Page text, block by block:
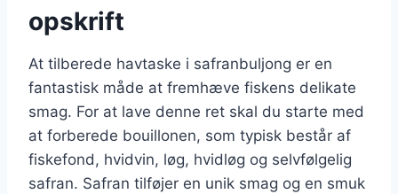
opskrift
At tilberede havtaske i safranbuljong er en
fantastisk måde at fremhæve fiskens delikate
smag. For at lave denne ret skal du starte med
at forberede bouillonen, som typisk består af
fiskefond, hvidvin, løg, hvidløg og selvfølgelig
safran. Safran tilføjer en unik smag og en smuk